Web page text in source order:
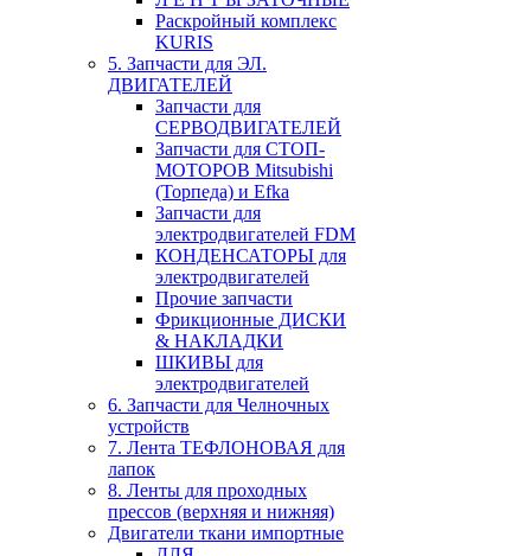
Раскройный комплекс
KURIS
5. Запчасти для ЭЛ.
ДВИГАТЕЛЕЙ
Запчасти для
СЕРВОДВИГАТЕЛЕЙ
Запчасти для СТОП-
МОТОРОВ Mitsubishi
(Торпеда) и Efka
Запчасти для
электродвигателей FDM
КОНДЕНСАТОРЫ для
электродвигателей
Прочие запчасти
Фрикционные ДИСКИ
& НАКЛАДКИ
ШКИВЫ для
электродвигателей
6. Запчасти для Челночных
устройств
7. Лента ТЕФЛОНОВАЯ для
лапок
8. Ленты для проходных
прессов (верхняя и нижняя)
Двигатели ткани импортные